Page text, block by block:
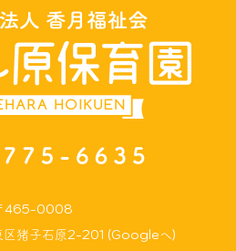
465-0008
区猪子石原2-201 (Googleへ)